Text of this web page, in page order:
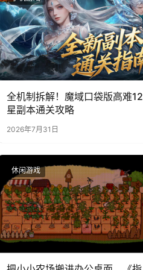
全机制拆解！魔域口袋版高难12
星副本通关攻略
2026年7月31日
休闲游戏